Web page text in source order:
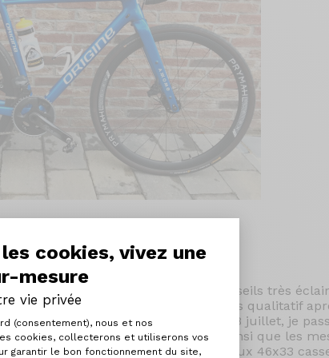
cookies, vivez une
mesure
vie privée
du Consentement :
(consentement), nous et nos
cookies, collecterons et utiliserons vos
garantir le bon fonctionnement du site,
Ultra. J’ai également reçu les conseils très
B.) qui m’a consacré un temps très qualitatif
dont je voulais pratiquer le vélo. Le 18 juillet, je
appel pour valider ma commande ainsi que les
GT Ultra. SRAM Force [plateaux 46x33